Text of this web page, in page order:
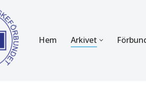
Hem Arkivet